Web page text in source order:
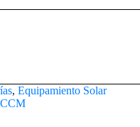
, Equipamiento Solar